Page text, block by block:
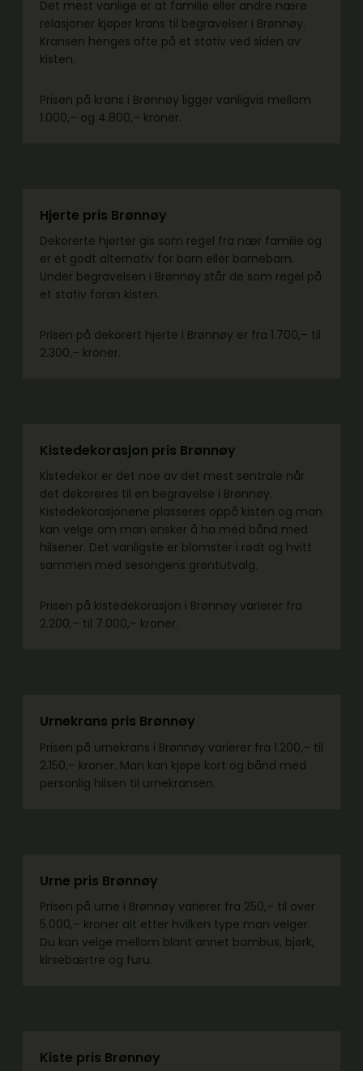
Det mest vanlige er at familie eller andre nære
relasjoner kjøper krans til begravelser i Brønnøy.
Kransen henges ofte på et stativ ved siden av
kisten.
Prisen på krans i Brønnøy ligger vanligvis mellom
1.000,– og 4.800,– kroner.
Hjerte pris Brønnøy
Dekorerte hjerter gis som regel fra nær familie og
er et godt alternativ for barn eller barnebarn.
Under begravelsen i Brønnøy står de som regel på
et stativ foran kisten.
Prisen på dekorert hjerte i Brønnøy er fra 1.700,– til
2.300,– kroner.
Kistedekorasjon pris Brønnøy
Kistedekor er det noe av det mest sentrale når
det dekoreres til en begravelse i Brønnøy.
Kistedekorasjonene plasseres oppå kisten og man
kan velge om man ønsker å ha med bånd med
hilsener. Det vanligste er blomster i rødt og hvitt
sammen med sesongens grøntutvalg.
Prisen på kistedekorasjon i Brønnøy varierer fra
2.200,– til 7.000,– kroner.
Urnekrans pris Brønnøy
Prisen på urnekrans i Brønnøy varierer fra 1.200,– til
2.150,– kroner. Man kan kjøpe kort og bånd med
personlig hilsen til urnekransen.
Urne pris Brønnøy
Prisen på urne i Brønnøy varierer fra 250,– til over
5.000,– kroner alt etter hvilken type man velger.
Du kan velge mellom blant annet bambus, bjørk,
kirsebærtre og furu.
Kiste pris Brønnøy